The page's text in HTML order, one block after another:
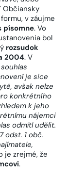
Občiansky
v záujme
písomne. Vo
bol
rozsudok
2004. V
je sice
avšak nelze
konkrétního
k jeho
nájemci
odmítl udělit.
odst. 1 obč.
je zrejmé, že
.